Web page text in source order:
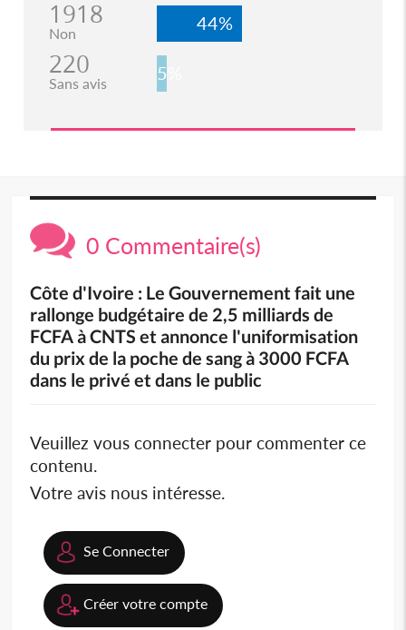
1918
Non 44%
220
Sans avis 5%
0 Commentaire(s)
Côte d'Ivoire : Le Gouvernement fait une
rallonge budgétaire de 2,5 milliards de
FCFA à CNTS et annonce l'uniformisation
du prix de la poche de sang à 3000 FCFA
dans le privé et dans le public
Veuillez vous connecter pour commenter ce
contenu.
Votre avis nous intéresse.
Se Connecter
Créer votre compte